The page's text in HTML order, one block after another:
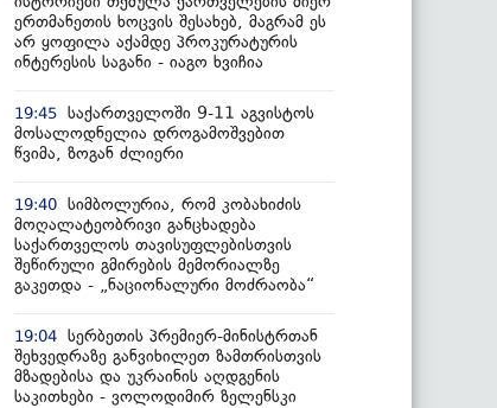
ერთმანეთის ხოცვის შესახებ, მაგრამ ეს
არ ყოფილა აქამდე პროკურატურის
ინტერესის საგანი - იაგო ხვიჩია
19:45 საქართველოში 9-11 აგვისტოს
მოსალოდნელია დროგამოშვებით
წვიმა, ზოგან ძლიერი
19:40 სიმბოლურია, რომ კობახიძის
მოღალატეობრივი განცხადება
საქართველოს თავისუფლებისთვის
შეწირული გმირების მემორიალზე
გაკეთდა - „ნაციონალური მოძრაობა“
19:04 სერბეთის პრემიერ-მინისტრთან
შეხვედრაზე განვიხილეთ ზამთრისთვის
მზადებისა და უკრაინის აღდგენის
საკითხები - ვოლოდიმირ ზელენსკი